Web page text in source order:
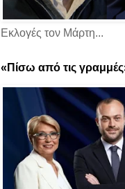
Εκλογές τον Μάρτη...
«Πίσω από τις